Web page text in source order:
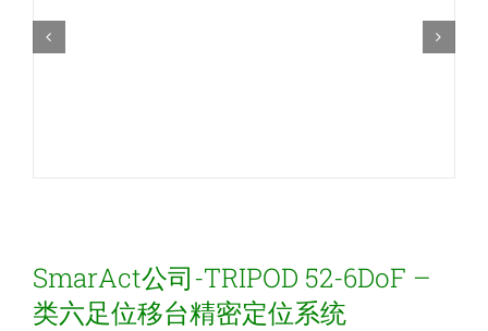
联系我们
SmarAct公司-TRIPOD 52-6DoF –
类六足位移台精密定位系统